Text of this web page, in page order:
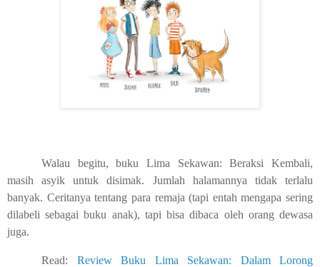
Walau begitu, buku Lima Sekawan: Beraksi Kembali,
masih asyik untuk disimak. Jumlah halamannya tidak terlalu
banyak. Ceritanya tentang para remaja (tapi entah mengapa sering
dilabeli sebagai buku anak), tapi bisa dibaca oleh orang dewasa
juga.
Read: Review Buku Lima Sekawan: Dalam Lorong